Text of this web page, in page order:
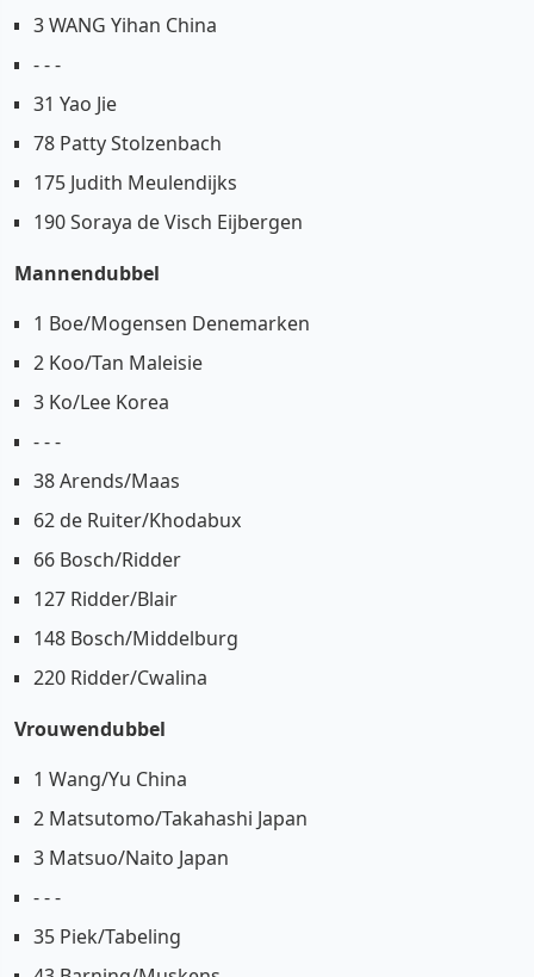
3 WANG Yihan China
- - -
31 Yao Jie
78 Patty Stolzenbach
175 Judith Meulendijks
190 Soraya de Visch Eijbergen
Mannendubbel
1 Boe/Mogensen Denemarken
2 Koo/Tan Maleisie
3 Ko/Lee Korea
- - -
38 Arends/Maas
62 de Ruiter/Khodabux
66 Bosch/Ridder
127 Ridder/Blair
148 Bosch/Middelburg
220 Ridder/Cwalina
Vrouwendubbel
1 Wang/Yu China
2 Matsutomo/Takahashi Japan
3 Matsuo/Naito Japan
- - -
35 Piek/Tabeling